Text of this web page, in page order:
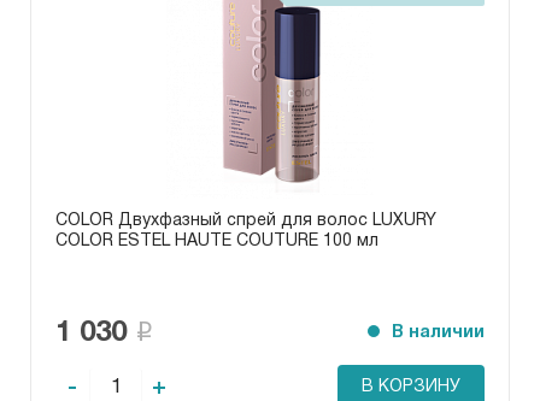
COLOR Двухфазный спрей для волос LUXURY
COLOR ESTEL HAUTE COUTURE 100 мл
1 030 В наличии
- + В КОРЗИНУ